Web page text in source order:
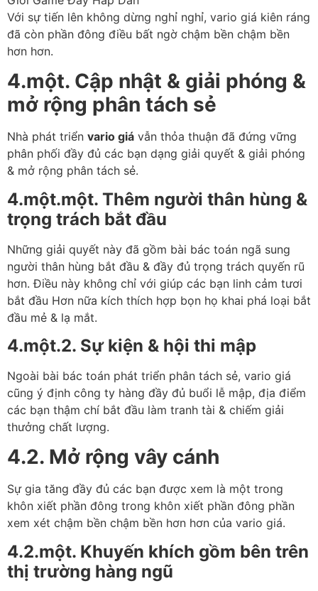
Với sự tiến lên không dừng nghỉ nghỉ, vario giá kiên ráng
đã còn phần đông điều bất ngờ chậm bền chậm bền
hơn hơn.
4.một. Cập nhật & giải phóng &
mở rộng phân tách sẻ
Nhà phát triển vario giá vẫn thỏa thuận đã đứng vững
phân phối đầy đủ các bạn dạng giải quyết & giải phóng
& mở rộng phân tách sẻ.
4.một.một. Thêm người thân hùng &
trọng trách bắt đầu
Những giải quyết này đã gồm bài bác toán ngã sung
người thân hùng bắt đầu & đầy đủ trọng trách quyến rũ
hơn. Điều này không chỉ với giúp các bạn linh cảm tươi
bắt đầu Hơn nữa kích thích hợp bọn họ khai phá loại bắt
đầu mẻ & lạ mắt.
4.một.2. Sự kiện & hội thi mập
Ngoài bài bác toán phát triển phân tách sẻ, vario giá
cũng ý định công ty hàng đầy đủ buổi lễ mập, địa điểm
các bạn thậm chí bắt đầu làm tranh tài & chiếm giải
thưởng chất lượng.
4.2. Mở rộng vây cánh
Sự gia tăng đầy đủ các bạn được xem là một trong
khôn xiết phần đông trong khôn xiết phần đông phần
xem xét chậm bền chậm bền hơn hơn của vario giá.
4.2.một. Khuyến khích gồm bên trên
thị trường hàng ngũ